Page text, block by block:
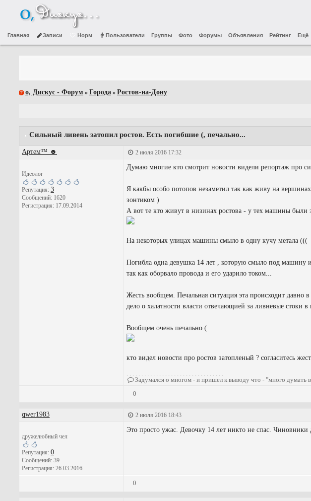
Главная Записи Норм Пользователи Группы Фото Форумы Объявления Рейтинг Ещё
о, Дискус - Форум » Города » Ростов-на-Дону
Сильный ливень затопил ростов. Есть погибшие (, печально...
Артем™ ☻ 2 июля 2016 17:32
Идеолог
Репутация: 3
Сообщений: 1620
Регистрация: 17.09.2014
Думаю многие кто смотрит новости видели репортаж про
Я какбы особо потопов незаметил так как живу на
зонтиком )
А вот те кто живут в низинах ростова - у тех машины
На некоторых улицах машины смыло в одну кучу метала (((
Погибла одна девушка 14 лет , которую смыло под машину
так как оборвало провода и его ударило током...
Жесть вообщем. Печальная ситуация эта происходит давно
дело о халатности власти отвечающией за ливневые стоки
Вообщем очень печально (
кто видел новости про ростов затопленый ? согласитесь
. . . . . . . . . . . . . . . . . . . . . . . . . . . . . . . . .
Задумался о многом - и пришел к выводу что - "много думать
0
qwer1983 2 июля 2016 18:43
дружелюбный чел
Репутация: 0
Сообщений: 39
Регистрация: 26.03.2016
Это просто ужас. Девочку 14 лет никто не спас. Чиновники
0